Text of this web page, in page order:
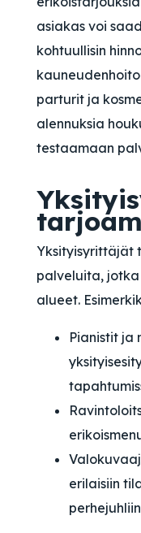
asiakas voi
kohtuullisin
parturit ja
alennuksia
testaamaan
Yksityisyrittäjät
palveluita,
alueet.
Pianistit ja
erilaisiin